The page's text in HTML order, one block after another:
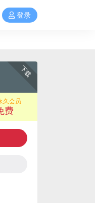
登录
下载
久会员
费